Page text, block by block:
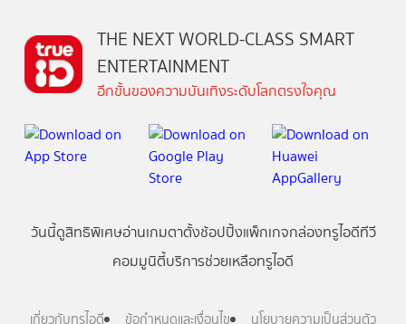
THE NEXT WORLD-CLASS SMART
ENTERTAINMENT
อีกขั้นของความบันเทิงระดับโลกตรงใจคุณ
วันนี้ดูสิทธิพิเศษอ่านเกมตาตั้งช้อปปิ้งแพ็กเกจกล่องทรูไอดีทีวี
คอมมูนิตี้บริการช่วยเหลือทรูไอดี
เกี่ยวกับทรูไอดี ข้อกำหนดและเงื่อนไข นโยบายความเป็นส่วนตัว